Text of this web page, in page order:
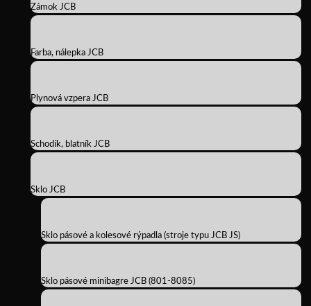
Zámok JCB
Farba, nálepka JCB
Plynová vzpera JCB
Schodík, blatník JCB
Sklo JCB
Sklo pásové a kolesové rýpadla (stroje typu JCB JS)
Sklo pásové minibagre JCB (801-8085)